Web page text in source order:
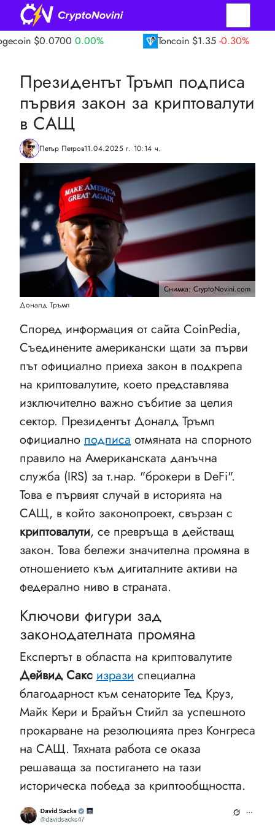
0.00% $1.35 -0.30%
Президентът Тръмп подписа
първия закон за криптовалути
в САЩ
Петър Петров11.04.2025 г. 10:14 ч.
Снимка: CryptoNovini.com
Доналд Тръмп
Според информация от сайта CoinPedia,
Съединените американски щати за първи
път официално приеха закон в подкрепа
на криптовалутите, което представлява
изключително важно събитие за целия
сектор. Президентът Доналд Тръмп
официално подписа отмяната на спорното
правило на Американската данъчна
служба (IRS) за т.нар. "брокери в DeFi".
Това е първият случай в историята на
САЩ, в който законопроект, свързан с
криптовалути, се превръща в действащ
закон. Това бележи значителна промяна в
отношението към дигиталните активи на
федерално ниво в страната.
Ключови фигури зад
законодателната промяна
Експертът в областта на криптовалутите
Дейвид Сакс изрази специална
благодарност към сенаторите Тед Круз,
Майк Кери и Брайън Стийл за успешното
прокарване на резолюцията през Конгреса
на САЩ. Тяхната работа се оказа
решаваща за постигането на тази
историческа победа за криптообщността.